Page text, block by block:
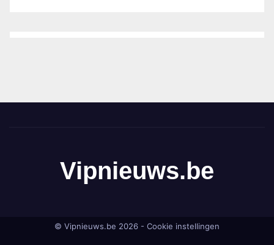
Vipnieuws.be
© Vipnieuws.be 2026 - Cookie instellingen